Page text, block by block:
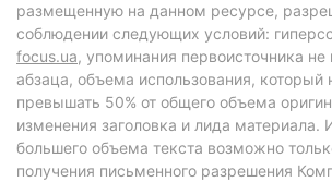
размещенную на данном ресурсе,
соблюдении следующих условий:
focus.ua, упоминания первоисточника
абзаца, объема использования,
превышать 50% от общего объема
изменения заголовка и лида материала.
большего объема текста возможно
получения письменного разрешения